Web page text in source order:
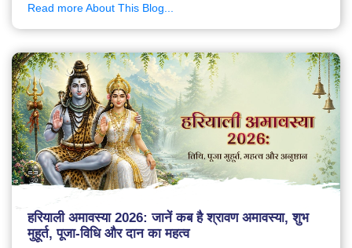
Read more About This Blog...
हरियाली अमावस्या 2026: जानें कब है श्रावण अमावस्या, शुभ
मुहूर्त, पूजा-विधि और दान का महत्व